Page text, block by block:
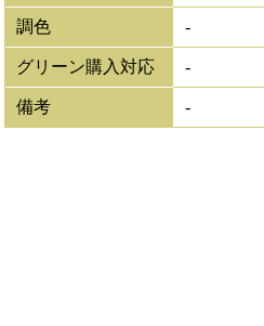
調色 -
グリーン購入対応 -
備考 -